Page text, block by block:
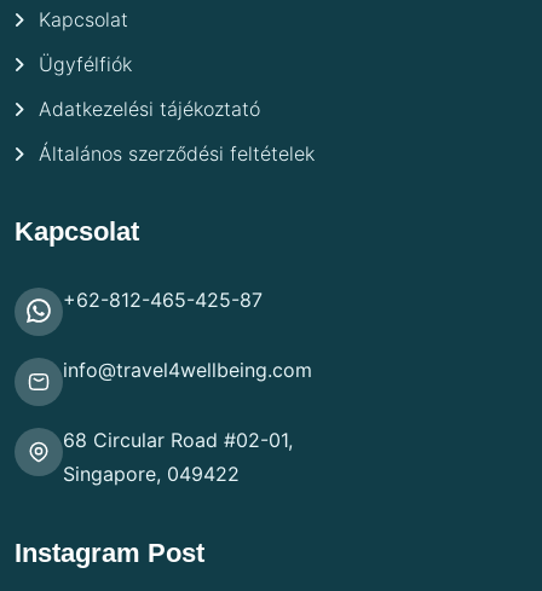
Kapcsolat
Ügyfélfiók
Adatkezelési tájékoztató
Általános szerződési feltételek
Kapcsolat
+62-812-465-425-87
info@travel4wellbeing.com
68 Circular Road #02-01,
Singapore, 049422
Instagram Post